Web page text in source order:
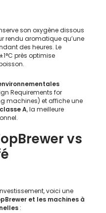
son oxygène dissous
rendu aromatique qu’une
des heures. Le
près optimise
Requirements for
machines) et affiche une
A, la meilleure
vs
voici une
et les machines à
: